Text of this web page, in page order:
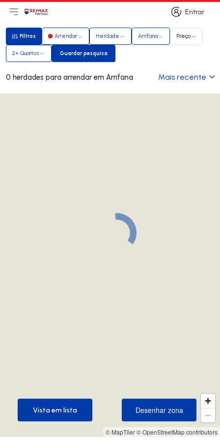
Entrar
Entrar
Abri menu principal
LogoIr para página inicial
Filtros
Filtros Arrendar Herdade Arrifana Preço
2+ Quartos Guardar pesquisa
Guardar pesquisa
0 herdades para arrendar em Arrifana Mais recente
© MapTiler© OpenStreetMap contributors
Desenhar zona
Desenhar zona
Vista em lista
Vista em lista